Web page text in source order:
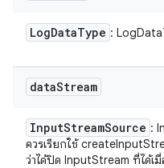
LogDataType :
dataStream
InputStreamSource :
ควรเรียกใช้
ว่าได้ปิด InputStream ที่ได้เ